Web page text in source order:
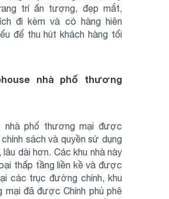
trí ấn tượng, đẹp mắt,
đi kèm và có hàng hiên
để thu hút khách hàng tối
nhà phố thương
nhà phố thương mại được
sách và quyền sử dụng
lâu dài hơn. Các khu nhà này
thấp tầng liền kề và được
các trục đường chính, khu
mại đã được Chính phủ phê